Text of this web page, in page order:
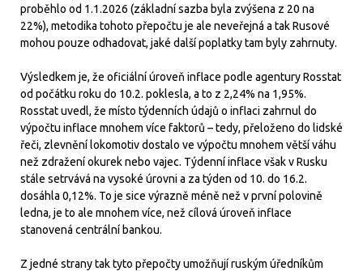
proběhlo od 1.1.2026 (základní sazba byla zvýšena z 20 na
22%), metodika tohoto přepočtu je ale neveřejná a tak Rusové
mohou pouze odhadovat, jaké další poplatky tam byly zahrnuty.
Výsledkem je, že oficiální úroveň inflace podle agentury Rosstat
od počátku roku do 10.2. poklesla, a to z 2,24% na 1,95%.
Rosstat uvedl, že místo týdenních údajů o inflaci zahrnul do
výpočtu inflace mnohem více faktorů – tedy, přeloženo do lidské
řeči, zlevnění lokomotiv dostalo ve výpočtu mnohem větší váhu
než zdražení okurek nebo vajec. Týdenní inflace však v Rusku
stále setrvává na vysoké úrovni a za týden od 10. do 16.2.
dosáhla 0,12%. To je sice výrazně méně než v první polovině
ledna, je to ale mnohem více, než cílová úroveň inflace
stanovená centrální bankou.
Z jedné strany tak tyto přepočty umožňují ruským úředníkům